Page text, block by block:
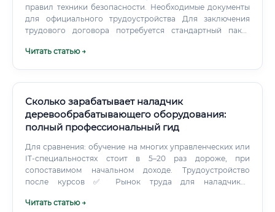
правил техники безопасности. Необходимые документы
для официального трудоустройства Для заключения
трудового договора потребуется стандартный пакет
гражданина РФ. Трудовая книжка (в бумажном или
Читать статью →
Сколько зарабатывает наладчик
деревообрабатывающего оборудования:
полный профессиональный гид
Для сравнения: обучение на многих управленческих или
IT-специальностях стоит в 5–20 раз дороже, при
сопоставимом начальном доходе. Трудоустройство
после курсов ✅ Рынок труда для наладчиков
демонстрирует стабильный дефицит кадров.
Читать статью →